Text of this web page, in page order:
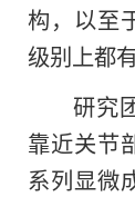
构，以至
级别上都
研究
靠近关节
系列显微